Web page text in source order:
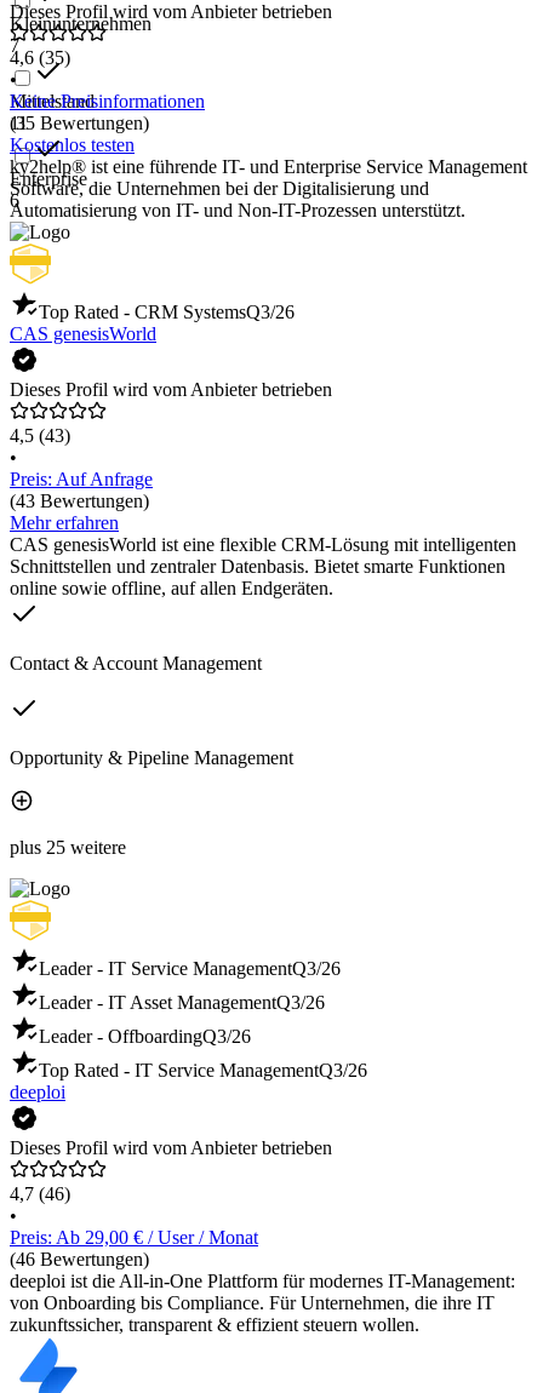
Kleinunternehmen
7
Mittelstand
11
Enterprise
6
Dieses Profil wird vom Anbieter betrieben
4,6 (35)
•
Keine Preisinformationen
(35 Bewertungen)
Kostenlos testen
ky2help® ist eine führende IT- und Enterprise Service Management
Software, die Unternehmen bei der Digitalisierung und
Automatisierung von IT- und Non-IT-Prozessen unterstützt.
Top Rated - CRM SystemsQ3/26
CAS genesisWorld
Dieses Profil wird vom Anbieter betrieben
4,5 (43)
•
Preis: Auf Anfrage
(43 Bewertungen)
Mehr erfahren
CAS genesisWorld ist eine flexible CRM-Lösung mit intelligenten
Schnittstellen und zentraler Datenbasis. Bietet smarte Funktionen
online sowie offline, auf allen Endgeräten.
Contact & Account Management
Opportunity & Pipeline Management
plus 25 weitere
Leader - IT Service ManagementQ3/26
Leader - IT Asset ManagementQ3/26
Leader - OffboardingQ3/26
Top Rated - IT Service ManagementQ3/26
deeploi
Dieses Profil wird vom Anbieter betrieben
4,7 (46)
•
Preis: Ab 29,00 € / User / Monat
(46 Bewertungen)
deeploi ist die All-in-One Plattform für modernes IT-Management:
von Onboarding bis Compliance. Für Unternehmen, die ihre IT
zukunftssicher, transparent & effizient steuern wollen.